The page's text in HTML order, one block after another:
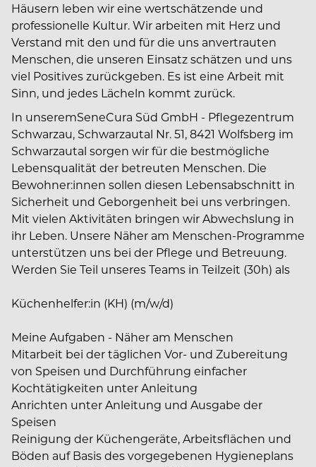
Häusern leben wir eine wertschätzende und
professionelle Kultur. Wir arbeiten mit Herz und
Verstand mit den und für die uns anvertrauten
Menschen, die unseren Einsatz schätzen und uns
viel Positives zurückgeben. Es ist eine Arbeit mit
Sinn, und jedes Lächeln kommt zurück.
In unseremSeneCura Süd GmbH - Pflegezentrum
Schwarzau, Schwarzautal Nr. 51, 8421 Wolfsberg im
Schwarzautal sorgen wir für die bestmögliche
Lebensqualität der betreuten Menschen. Die
Bewohner:innen sollen diesen Lebensabschnitt in
Sicherheit und Geborgenheit bei uns verbringen.
Mit vielen Aktivitäten bringen wir Abwechslung in
ihr Leben. Unsere Näher am Menschen-Programme
unterstützen uns bei der Pflege und Betreuung.
Werden Sie Teil unseres Teams in Teilzeit (30h) als
Küchenhelfer:in (KH) (m/w/d)
Meine Aufgaben - Näher am Menschen
Mitarbeit bei der täglichen Vor- und Zubereitung
von Speisen und Durchführung einfacher
Kochtätigkeiten unter Anleitung
Anrichten unter Anleitung und Ausgabe der
Speisen
Reinigung der Küchengeräte, Arbeitsflächen und
Böden auf Basis des vorgegebenen Hygieneplans